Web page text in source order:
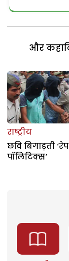
और
राष्ट्रीय
छवि बिगाड़ती ‘रेप
पॉलिटिक्स’